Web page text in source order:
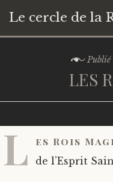
Le cercle de la
LA JUSTICE
Le Temps Sacré
LES
L es Rois
de l’Esprit